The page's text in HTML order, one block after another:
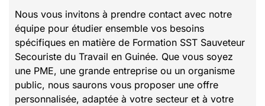
Nous vous invitons à prendre contact avec notre
équipe pour étudier ensemble vos besoins
spécifiques en matière de Formation SST Sauveteur
Secouriste du Travail en Guinée. Que vous soyez
une PME, une grande entreprise ou un organisme
public, nous saurons vous proposer une offre
personnalisée, adaptée à votre secteur et à votre